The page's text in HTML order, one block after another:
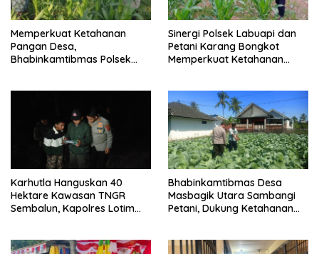
Memperkuat Ketahanan
Pangan Desa,
Bhabinkamtibmas Polsek
Sinergi Polsek Labuapi dan
Petani Karang Bongkot
Memperkuat Ketahanan
Karhutla Hanguskan 40
Hektare Kawasan TNGR
Sembalun, Kapolres Lotim
Bhabinkamtibmas Desa
Masbagik Utara Sambangi
Petani, Dukung Ketahanan